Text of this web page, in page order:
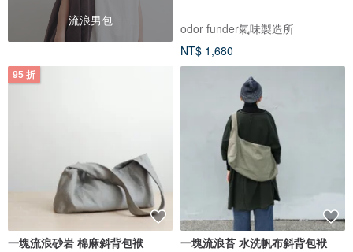
流浪男包
odor funder氣味製造所
NT$ 1,680
95 折
一塊流浪砂岩 棉麻斜背包袱 一塊流浪苔 水洗帆布斜背包袱